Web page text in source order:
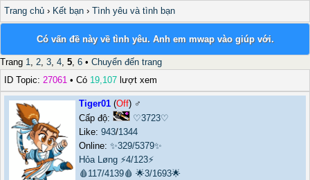
Trang chủ › Kết bạn › Tình yêu và tình bạn
Có vấn đề này về tình yêu. Anh em mwap vào giúp với.
Trang 1, 2, 3, 4, 5, 6 • Chuyển đến trang
ID Topic: 27061 • Có 19,107 lượt xem
Tiger01 (Off) ♂️
Cấp độ:
♡3723♡
Like:943/1344
Online:✨329/5379✨
Hỏa Løng ⚡4/123⚡
🩸117/4139🩸 🌟3/1693🌟